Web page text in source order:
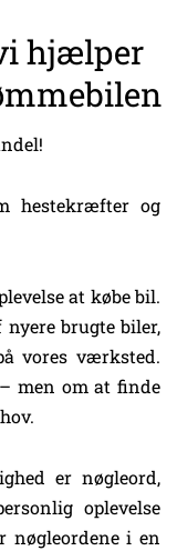
hjælper
hestekræfter og
at købe bil.
brugte biler,
vores værksted.
men om at finde
er nøgleord,
oplevelse
nøgleordene i en